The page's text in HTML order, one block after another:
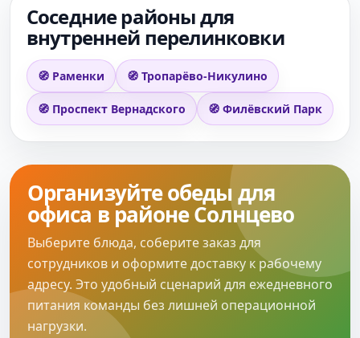
Соседние районы для
внутренней перелинковки
🧭 Раменки 🧭 Тропарёво-Никулино
🧭 Проспект Вернадского 🧭 Филёвский Парк
Организуйте обеды для
офиса в районе Солнцево
Выберите блюда, соберите заказ для
сотрудников и оформите доставку к рабочему
адресу. Это удобный сценарий для ежедневного
питания команды без лишней операционной
нагрузки.